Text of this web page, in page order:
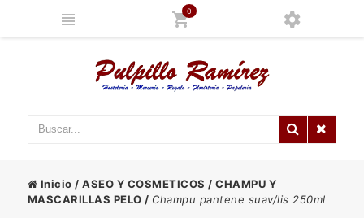
0
Inicio /ASEO Y COSMETICOS /CHAMPU Y
MASCARILLAS PELO / Champu pantene suav/lis 250ml